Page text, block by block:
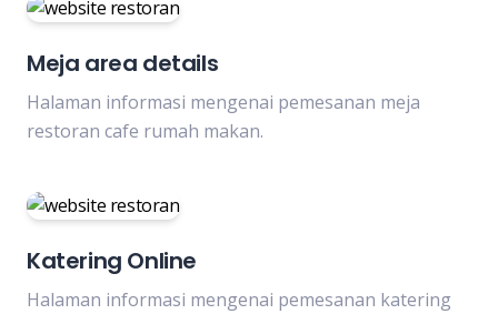
Meja area details
Halaman informasi mengenai pemesanan meja
restoran cafe rumah makan.
Katering Online
Halaman informasi mengenai pemesanan katering